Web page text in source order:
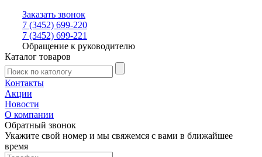
Заказать звонок
7 (3452) 699-220
7 (3452) 699-221
Обращение к руководителю
Каталог товаров
Контакты
Акции
Новости
О компании
Обратный звонок
Укажите свой номер и мы свяжемся с вами в ближайшее
время